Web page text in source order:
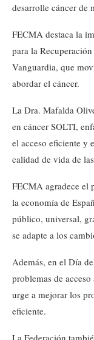
desarrolle cáncer de
FECMA destaca la
para la
Vanguardia, que
abordar el cáncer.
La Dra. Mafalda
en cáncer SOLTI,
el acceso eficiente y
calidad de vida de
FECMA agradece el
la economía de
público, universal,
se adapte a los
Además, en el Día
problemas de
urge a mejorar los
eficiente.
La Federación